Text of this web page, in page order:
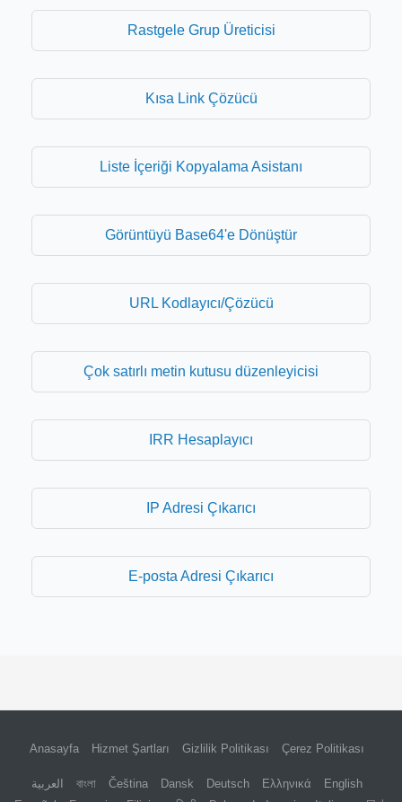
Rastgele Grup Üreticisi
Kısa Link Çözücü
Liste İçeriği Kopyalama Asistanı
Görüntüyü Base64'e Dönüştür
URL Kodlayıcı/Çözücü
Çok satırlı metin kutusu düzenleyicisi
IRR Hesaplayıcı
IP Adresi Çıkarıcı
E-posta Adresi Çıkarıcı
Anasayfa Hizmet Şartları Gizlilik Politikası Çerez Politikası
العربية বাংলা Čeština Dansk Deutsch Ελληνικά
English